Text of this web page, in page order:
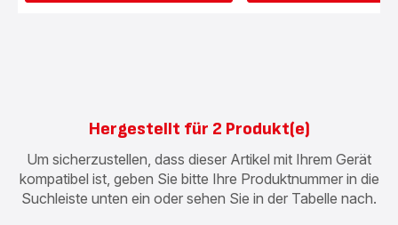
Hergestellt für 2 Produkt(e)
Um sicherzustellen, dass dieser Artikel mit Ihrem Gerät
kompatibel ist, geben Sie bitte Ihre Produktnummer in die
Suchleiste unten ein oder sehen Sie in der Tabelle nach.